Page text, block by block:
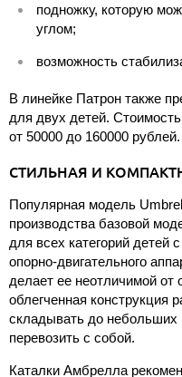
подножку, которую
углом;
возможность
В линейке Патрон также
для двух детей.
от 50000 до 160000 рублей.
СТИЛЬНАЯ И
Популярная модель
производства базовой
для всех категорий детей
опорно-двигательного
делает ее неотличимой от
облегченная конструкция
складывать до небольших
перевозить с собой.
Каталки Амбрелла